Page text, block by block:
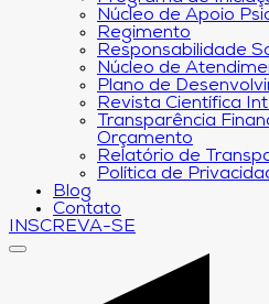
Núcleo de Apoio
Regimento
Responsabilidade
Núcleo de
Plano de
Revista Científica
Transparência
Orçamento
Relatório de
Política de
Blog
Contato
INSCREVA-SE